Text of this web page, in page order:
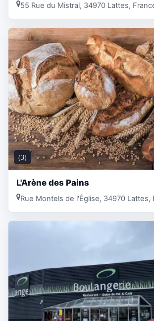
55 Rue du Mistral, 34970 Lattes,
(3)
L'Arène des Pains
Rue Montels de l'Église, 34970 Lattes,